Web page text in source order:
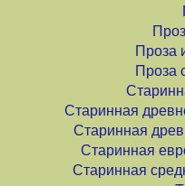
Проза
Проза
Старинная
Старинная
Старинная
Старинная